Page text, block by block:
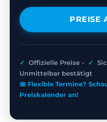
PREISE
✓ Offizielle Preise - ✓
Unmittelbar bestätigt
📅 Flexible Termine?
Preiskalender an!